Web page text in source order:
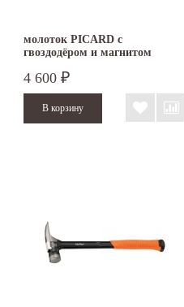
молоток PICARD с
гвоздодёром и магнитом
4 600 ₽